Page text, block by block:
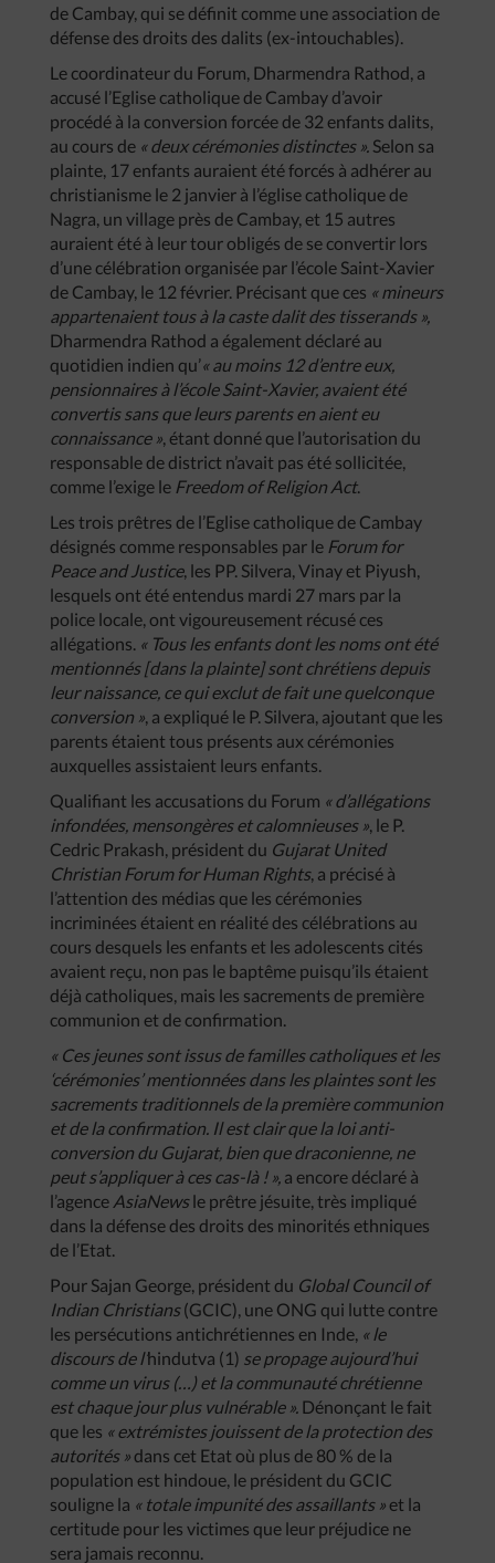
de Cambay, qui se définit comme une association de
défense des droits des dalits (ex-intouchables).
Le coordinateur du Forum, Dharmendra Rathod, a
accusé l’Eglise catholique de Cambay d’avoir
procédé à la conversion forcée de 32 enfants dalits,
au cours de « deux cérémonies distinctes ». Selon sa
plainte, 17 enfants auraient été forcés à adhérer au
christianisme le 2 janvier à l’église catholique de
Nagra, un village près de Cambay, et 15 autres
auraient été à leur tour obligés de se convertir lors
d’une célébration organisée par l’école Saint-Xavier
de Cambay, le 12 février. Précisant que ces « mineurs
appartenaient tous à la caste dalit des tisserands »,
Dharmendra Rathod a également déclaré au
quotidien indien qu’« au moins 12 d’entre eux,
pensionnaires à l’école Saint-Xavier, avaient été
convertis sans que leurs parents en aient eu
connaissance », étant donné que l’autorisation du
responsable de district n’avait pas été sollicitée,
comme l’exige le Freedom of Religion Act.
Les trois prêtres de l’Eglise catholique de Cambay
désignés comme responsables par le Forum for
Peace and Justice, les PP. Silvera, Vinay et Piyush,
lesquels ont été entendus mardi 27 mars par la
police locale, ont vigoureusement récusé ces
allégations. « Tous les enfants dont les noms ont été
mentionnés [dans la plainte] sont chrétiens depuis
leur naissance, ce qui exclut de fait une quelconque
conversion », a expliqué le P. Silvera, ajoutant que les
parents étaient tous présents aux cérémonies
auxquelles assistaient leurs enfants.
Qualifiant les accusations du Forum « d’allégations
infondées, mensongères et calomnieuses », le P.
Cedric Prakash, président du Gujarat United
Christian Forum for Human Rights, a précisé à
l’attention des médias que les cérémonies
incriminées étaient en réalité des célébrations au
cours desquels les enfants et les adolescents cités
avaient reçu, non pas le baptême puisqu’ils étaient
déjà catholiques, mais les sacrements de première
communion et de confirmation.
« Ces jeunes sont issus de familles catholiques et les
‘cérémonies’ mentionnées dans les plaintes sont les
sacrements traditionnels de la première communion
et de la confirmation. Il est clair que la loi anti-
conversion du Gujarat, bien que draconienne, ne
peut s’appliquer à ces cas-là ! », a encore déclaré à
l’agence AsiaNewsle prêtre jésuite, très impliqué
dans la défense des droits des minorités ethniques
de l’Etat.
Pour Sajan George, président du Global Council of
Indian Christians(GCIC), une ONG qui lutte contre
les persécutions antichrétiennes en Inde, « le
discours de l’hindutva (1) se propage aujourd’hui
comme un virus (…) et la communauté chrétienne
est chaque jour plus vulnérable ». Dénonçant le fait
que les « extrémistes jouissent de la protection des
autorités » dans cet Etat où plus de 80 % de la
population est hindoue, le président du GCIC
souligne la « totale impunité des assaillants » et la
certitude pour les victimes que leur préjudice ne
sera jamais reconnu.